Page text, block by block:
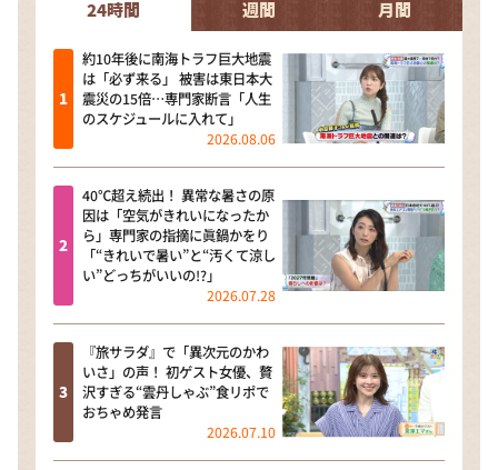
24時間 週間 月間
約10年後に南海トラフ巨大地震
は「必ず来る」 被害は東日本大
震災の15倍…専門家断言「人生
のスケジュールに入れて」
2026.08.06
40℃超え続出！ 異常な暑さの原
因は「空気がきれいになったか
ら」専門家の指摘に眞鍋かをり
「“きれいで暑い”と“汚くて涼し
い”どっちがいいの!?」
2026.07.28
『旅サラダ』で「異次元のかわ
いさ」の声！ 初ゲスト女優、贅
沢すぎる“雲丹しゃぶ”食リポで
おちゃめ発言
2026.07.10